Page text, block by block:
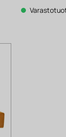
1
611 €.